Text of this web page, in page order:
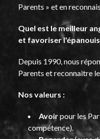
Parents » et en
Quel est le meilleur
et favoriser
Depuis 1990, nous
Parents et reconnaitre
Nos valeurs :
Avoirpour les
compétence).